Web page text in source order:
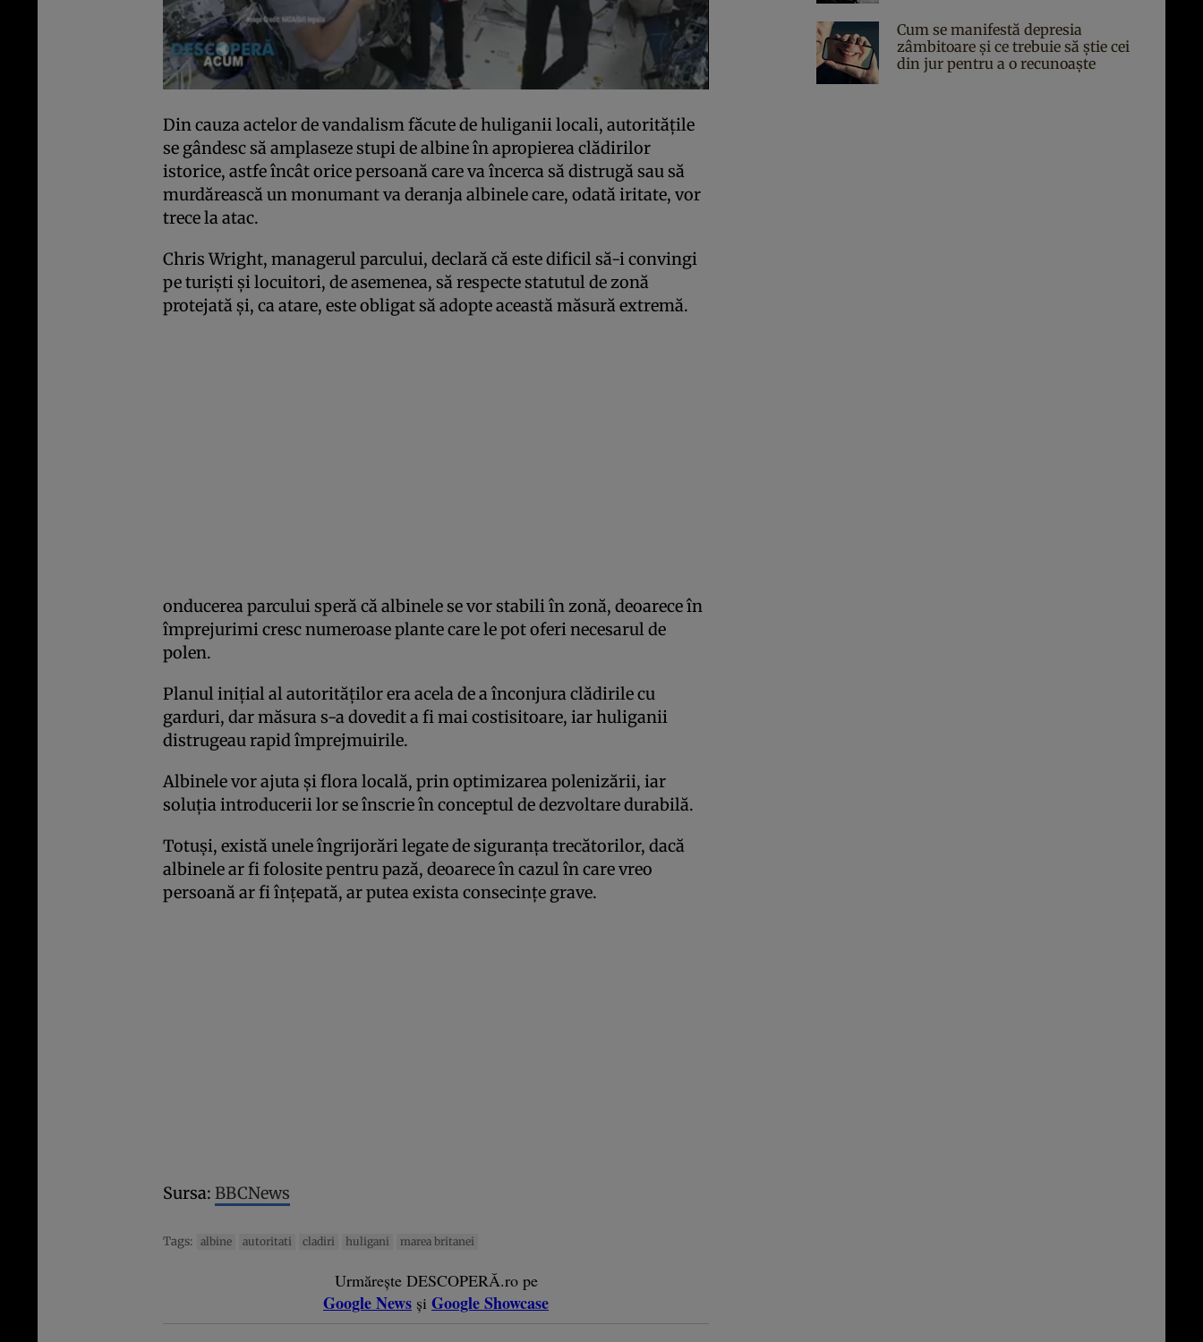
Din cauza actelor de vandalism făcute de huliganii locali, autorităţile
se gândesc să amplaseze stupi de albine în apropierea clădirilor
istorice, astfe încât orice persoană care va încerca să distrugă sau să
murdărească un monumant va deranja albinele care, odată iritate, vor
trece la atac.
Chris Wright, managerul parcului, declară că este dificil să-i convingi
pe turişti şi locuitori, de asemenea, să respecte statutul de zonă
protejată şi, ca atare, este obligat să adopte această măsură extremă.
onducerea parcului speră că albinele se vor stabili în zonă, deoarece în
împrejurimi cresc numeroase plante care le pot oferi necesarul de
polen.
Planul iniţial al autorităţilor era acela de a înconjura clădirile cu
garduri, dar măsura s-a dovedit a fi mai costisitoare, iar huliganii
distrugeau rapid împrejmuirile.
Albinele vor ajuta şi flora locală, prin optimizarea polenizării, iar
soluţia introducerii lor se înscrie în conceptul de dezvoltare durabilă.
Totuşi, există unele îngrijorări legate de siguranţa trecătorilor, dacă
albinele ar fi folosite pentru pază, deoarece în cazul în care vreo
persoană ar fi înţepată, ar putea exista consecinţe grave.
Sursa: BBCNews
Tags: albine autoritati cladiri huligani marea britanei
Urmărește DESCOPERĂ.ro pe
Google News și Google Showcase
Cum se manifestă depresia
zâmbitoare și ce trebuie să știe cei
din jur pentru a o recunoaște